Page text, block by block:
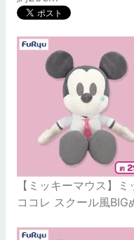
【ミッキーマウス】
ココレ スクール風BIG